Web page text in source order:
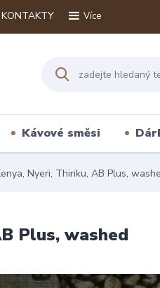
KONTAKTY Více
Kávové směsi
Nyeri, Thiriku, AB Plus,
Plus, washed